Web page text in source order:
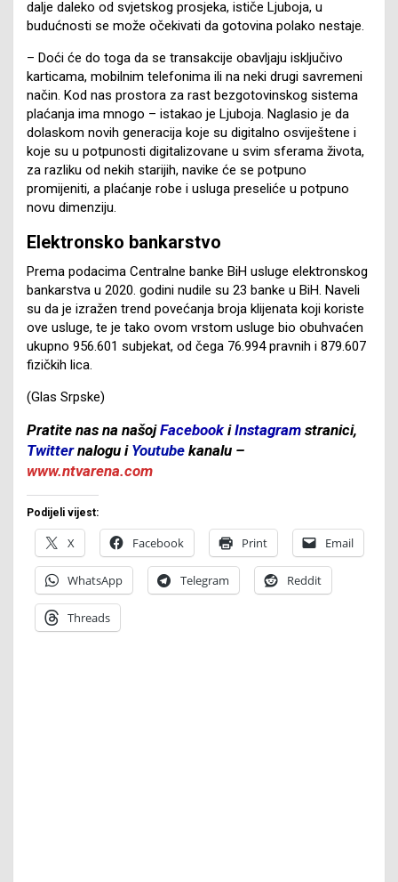
dalje daleko od svjetskog prosjeka, ističe Ljuboja, u
budućnosti se može očekivati da gotovina polako nestaje.
– Doći će do toga da se transakcije obavljaju isključivo
karticama, mobilnim telefonima ili na neki drugi savremeni
način. Kod nas prostora za rast bezgotovinskog sistema
plaćanja ima mnogo – istakao je Ljuboja. Naglasio je da
dolaskom novih generacija koje su digitalno osviještene i
koje su u potpunosti digitalizovane u svim sferama života,
za razliku od nekih starijih, navike će se potpuno
promijeniti, a plaćanje robe i usluga preseliće u potpuno
novu dimenziju.
Elektronsko bankarstvo
Prema podacima Centralne banke BiH usluge elektronskog
bankarstva u 2020. godini nudile su 23 banke u BiH. Naveli
su da je izražen trend povećanja broja klijenata koji koriste
ove usluge, te je tako ovom vrstom usluge bio obuhvaćen
ukupno 956.601 subjekat, od čega 76.994 pravnih i 879.607
fizičkih lica.
(Glas Srpske)
Pratite nas na našojFacebookiInstagram stranici,
Twitternalogu i Youtube kanalu –
www.ntvarena.com
Podijeli vijest:
X Facebook Print Email
WhatsApp Telegram Reddit
Threads